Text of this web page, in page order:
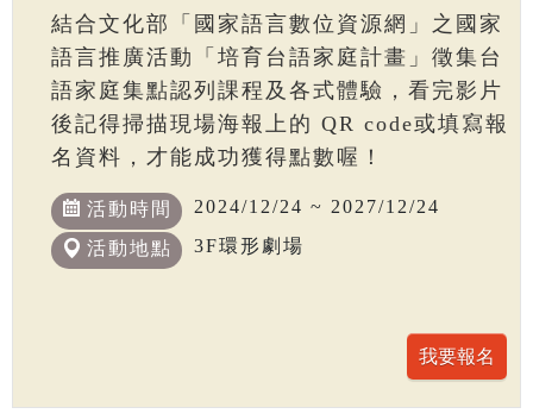
結合文化部「國家語言數位資源網」之國家
語言推廣活動「培育台語家庭計畫」徵集台
語家庭集點認列課程及各式體驗，看完影片
後記得掃描現場海報上的 QR code或填寫報
名資料，才能成功獲得點數喔！
活動時間 2024/12/24 ~ 2027/12/24
活動地點 3F環形劇場